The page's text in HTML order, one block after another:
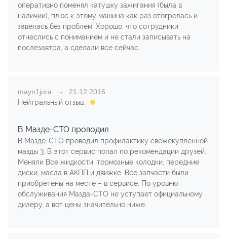
оперативно поменял катушку зажигания (была в
наличии), плюс к этому машина как раз отогрелась и
завелась без проблем. Хорошо, что сотрудники
отнеслись с пониманием и не стали записывать на
послезавтра, а сделали все сейчас.
mayn1jora
21.12.2016
Нейтральный отзыв:
В Мазде-СТО проводил
В Мазде-СТО проводил профилактику свежекупленной
мазды 3. В этот сервис попал по рекомендации друзей.
Меняли Все жидкости, тормозные колодки, передние
диски, масла в АКПП и движке. Все запчасти были
приобретены на месте – в сервисе. По уровню
обслуживания Мазда-СТО не уступает официальному
дилеру, а вот цены значительно ниже.